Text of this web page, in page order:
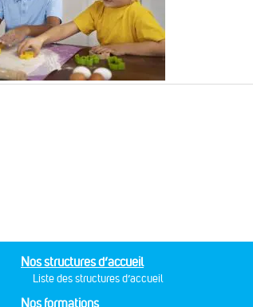
Nos structures d’accueil
Liste des structures d’accueil
Nos formations